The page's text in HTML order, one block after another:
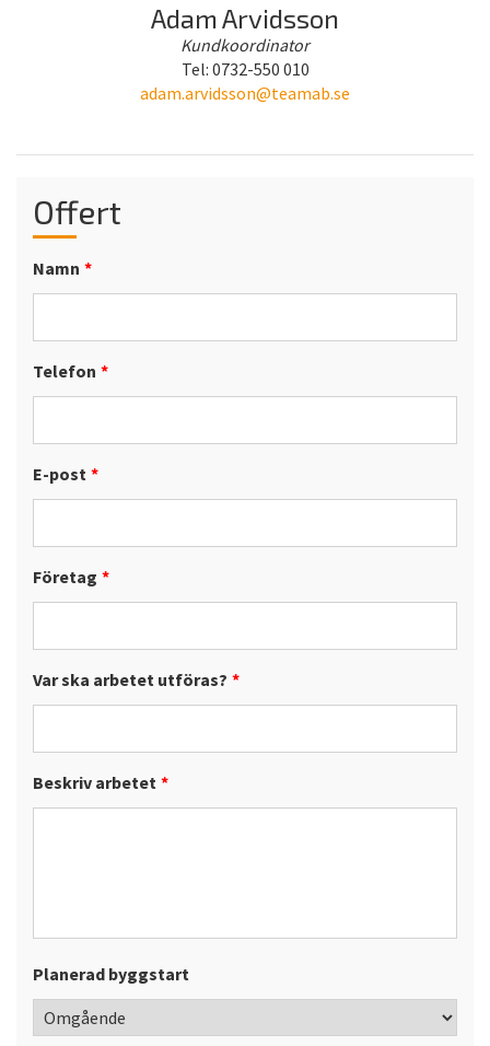
Adam Arvidsson
Kundkoordinator
Tel: 0732-550 010
adam.arvidsson@teamab.se
Offert
Namn *
Telefon *
E-post *
Företag *
Var ska arbetet utföras? *
Beskriv arbetet *
Planerad byggstart